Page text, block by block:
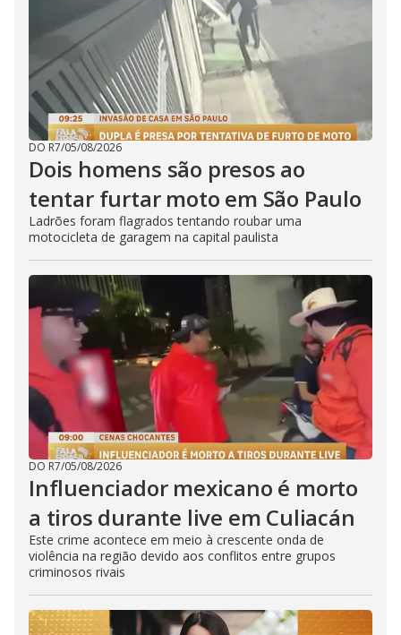
DO R7/05/08/2026
Dois homens são presos ao
tentar furtar moto em São Paulo
Ladrões foram flagrados tentando roubar uma
motocicleta de garagem na capital paulista
DO R7/05/08/2026
Influenciador mexicano é morto
a tiros durante live em Culiacán
Este crime acontece em meio à crescente onda de
violência na região devido aos conflitos entre grupos
criminosos rivais